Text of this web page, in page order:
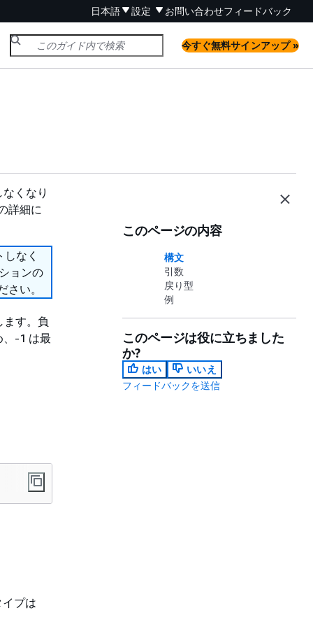
日本語 設定 お問い合わせフィードバック
今すぐ無料サインアップ »
くなり
詳細に
なく
ョンの
さい。
す。負
、-1 は最
プは
このページの内容
構文
引数
戻り型
例
このページは役に立ちました
か?
はい
いいえ
フィードバックを送信